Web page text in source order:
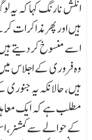
انکش نارنگ کہا کہ
ہیں اور پھر مذاکرات
اسے منسوخ کر دیتے
وہ فروری کے اجلاس میں
ہیں، حالانکہ یہ
مطلب ہے کہ ایک
کے حوالے سے کمشنر،